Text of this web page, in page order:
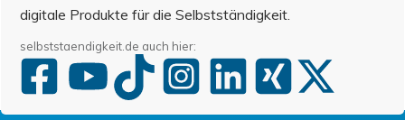
digitale Produkte für die Selbstständigkeit.
selbststaendigkeit.de auch hier: